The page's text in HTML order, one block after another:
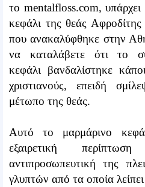
το mentalfloss.com, υπάρχει
κεφάλι της θεάς
που ανακαλύφθηκε στην
να καταλάβετε ότι το
κεφάλι βανδαλίστηκε
χριστιανούς, επειδή
μέτωπο της θεάς.
Αυτό το μαρμάρινο
εξαιρετική
αντιπροσωπευτική της
γλυπτών από τα οποία